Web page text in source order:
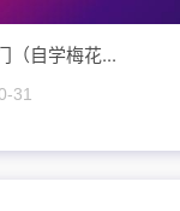
（自学梅花...
31